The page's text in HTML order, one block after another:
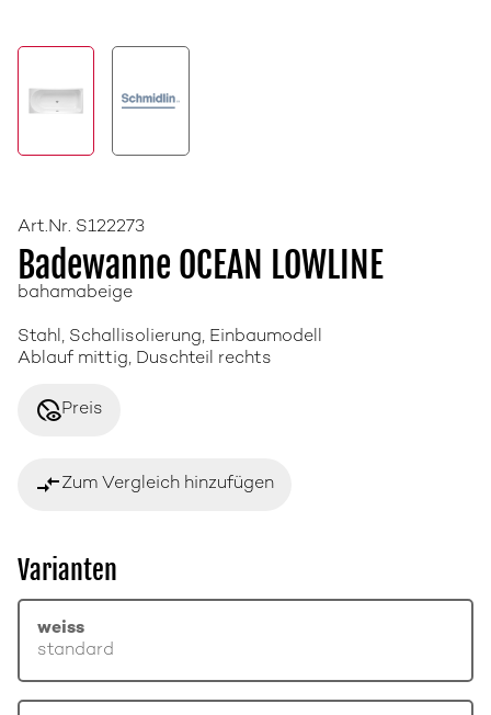
Art.Nr. S122273
Badewanne OCEAN LOWLINE
bahamabeige
Stahl, Schallisolierung, Einbaumodell
Ablauf mittig, Duschteil rechts
disabled_visiblePreis
compare_arrowsZum Vergleich hinzufügen
Varianten
weiss
standard